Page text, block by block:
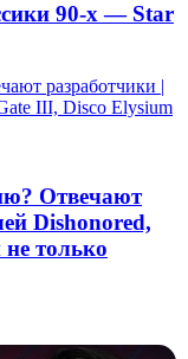
90-х — Star
разработчики |
III, Disco Elysium
Отвечают
Dishonored,
только